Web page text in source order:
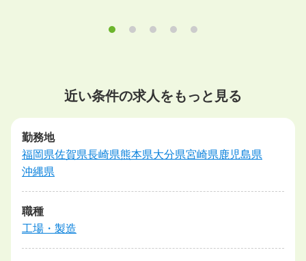
近い条件の求人をもっと見る
勤務地
福岡県佐賀県長崎県熊本県大分県宮崎県鹿児島県
沖縄県
職種
工場・製造